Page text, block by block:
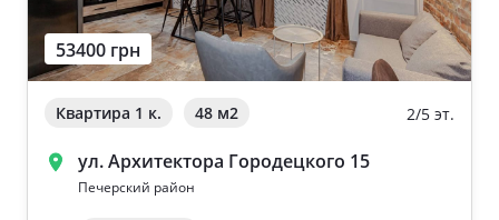
53400 грн
Квартира 1 к. 48 м2 2/5 эт.
ул. Архитектора Городецкого 15
Печерский район